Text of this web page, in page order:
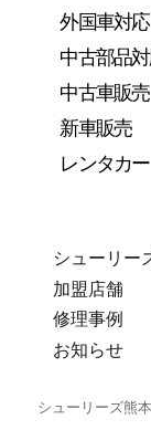
外国車対応
中古部品
中古車販売
新車販売
レンタカー
シューリー
加盟店舗
修理事例
お知らせ
シューリーズ熊本